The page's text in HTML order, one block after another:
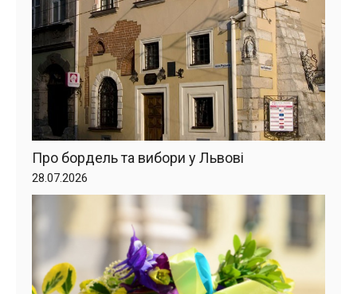
Про бордель та вибори у Львові
28.07.2026